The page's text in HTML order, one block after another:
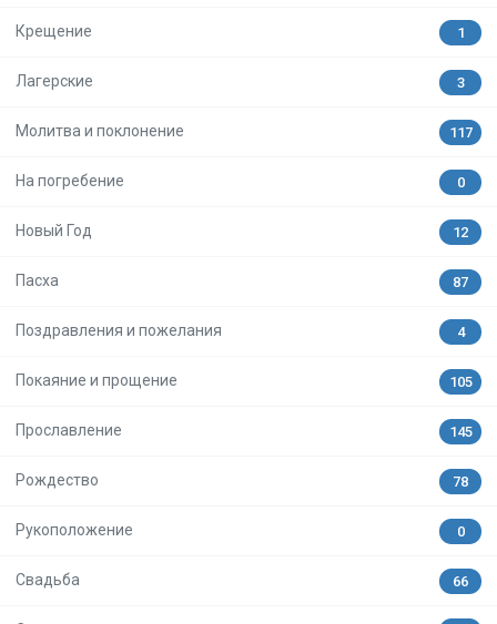
Крещение 1
Лагерские 3
Молитва и поклонение 117
На погребение 0
Новый Год 12
Пасха 87
Поздравления и пожелания 4
Покаяние и прощение 105
Прославление 145
Рождество 78
Рукоположение 0
Свадьба 66